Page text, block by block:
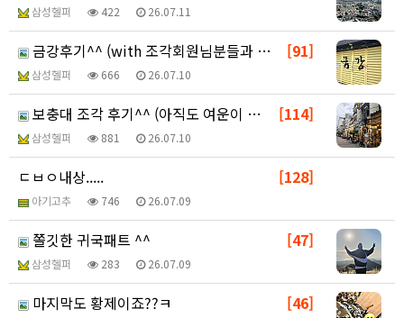
삼성헬퍼 422 26.07.11
[91]
금강후기^^ (with 조각회원님분들과 분위기살려ㅋ )
삼성헬퍼 666 26.07.10
[114]
보충대 조각 후기^^ (아직도 여운이 남네요)
삼성헬퍼 881 26.07.10
[128]
ㄷㅂㅇ내상.....
아기고추 746 26.07.09
[47]
쫄깃한 귀국패트 ^^
삼성헬퍼 283 26.07.09
[46]
마지막도 황제이죠??ㅋ